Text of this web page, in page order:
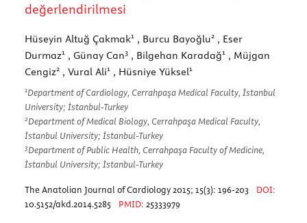
değerlendirilmesi
Hüseyin Altuğ Çakmak1 , Burcu Bayoğlu2 , Eser
Durmaz1 , Günay Can3 , Bilgehan Karadağ1 , Müjgan
Cengiz2 , Vural Ali1 , Hüsniye Yüksel1
1Department of Cardiology, Cerrahpaşa Medical Faculty, İstanbul
University; İstanbul-Turkey
2Department of Medical Biology, Cerrahpaşa Medical Faculty,
İstanbul University; İstanbul-Turkey
3Department of Public Health, Cerrahpaşa Faculty of Medicine,
İstanbul University; İstanbul-Turkey
The Anatolian Journal of Cardiology 2015; 15(3): 196-203
DOI:
10.5152/akd.2014.5285
PMID: 25333979